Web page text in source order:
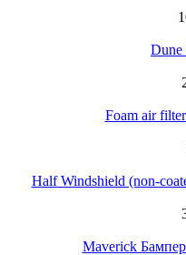
Dune
Foam air
Half Windshield (non-
Maverick